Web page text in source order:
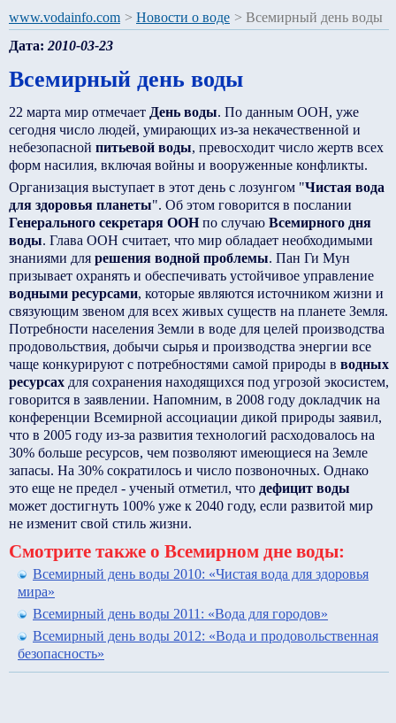
www.vodainfo.com > Новости о воде > Всемирный день воды
Дата: 2010-03-23
Всемирный день воды
22 марта мир отмечает День воды. По данным ООН, уже
сегодня число людей, умирающих из-за некачественной и
небезопасной питьевой воды, превосходит число жертв всех
форм насилия, включая войны и вооруженные конфликты.
Организация выступает в этот день с лозунгом "Чистая вода
для здоровья планеты". Об этом говорится в послании
Генерального секретаря ООНпо случаю Всемирного дня
воды. Глава ООН считает, что мир обладает необходимыми
знаниями для решения водной проблемы. Пан Ги Мун
призывает охранять и обеспечивать устойчивое управление
водными ресурсами, которые являются источником жизни и
связующим звеном для всех живых существ на планете Земля.
Потребности населения Земли в воде для целей производства
продовольствия, добычи сырья и производства энергии все
чаще конкурируют с потребностями самой природы в водных
ресурсах для сохранения находящихся под угрозой экосистем,
говорится в заявлении. Напомним, в 2008 году докладчик на
конференции Всемирной ассоциации дикой природы заявил,
что в 2005 году из-за развития технологий расходовалось на
30% больше ресурсов, чем позволяют имеющиеся на Земле
запасы. На 30% сократилось и число позвоночных. Однако
это еще не предел - ученый отметил, что дефицит воды
может достигнуть 100% уже к 2040 году, если развитой мир
не изменит свой стиль жизни.
Смотрите также о Всемирном дне воды:
Всемирный день воды 2010: «Чистая вода для здоровья
мира»
Всемирный день воды 2011: «Вода для городов»
Всемирный день воды 2012: «Вода и продовольственная
безопасность»